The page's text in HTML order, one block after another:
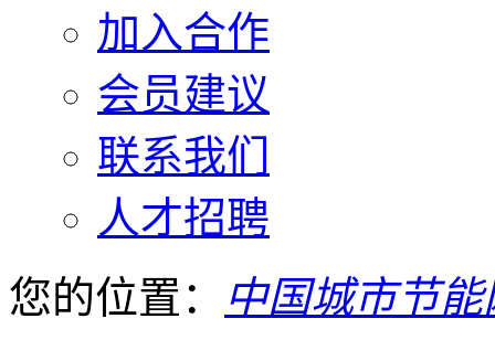
加入合作
会员建议
联系我们
人才招聘
您的位置：
中国城市节能